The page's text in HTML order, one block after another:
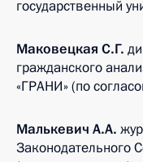
государственный
Маковецкая С.Г.
гражданского
«ГРАНИ» (по
Малькевич А.А.
Законодательного